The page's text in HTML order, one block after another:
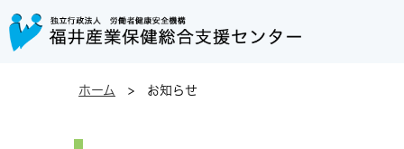
ホーム > お知らせ